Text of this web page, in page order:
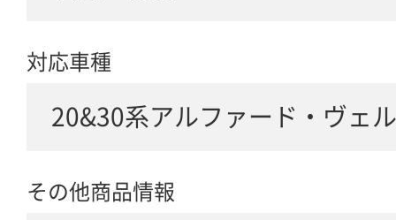
対応車種
20&30系アルファード・ヴェ
その他商品情報